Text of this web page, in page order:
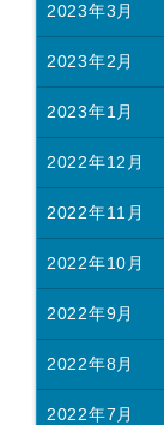
2023年3月
2023年2月
2023年1月
2022年12月
2022年11月
2022年10月
2022年9月
2022年8月
2022年7月